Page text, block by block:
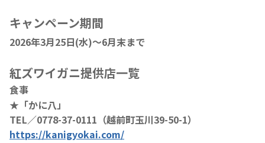
キャンペーン期間
2026年3月25日(水)～6月末まで
紅ズワイガニ提供店一覧
食事
★「かに八」
TEL／0778-37-0111（越前町玉川39-50-1）
https://kanigyokai.com/